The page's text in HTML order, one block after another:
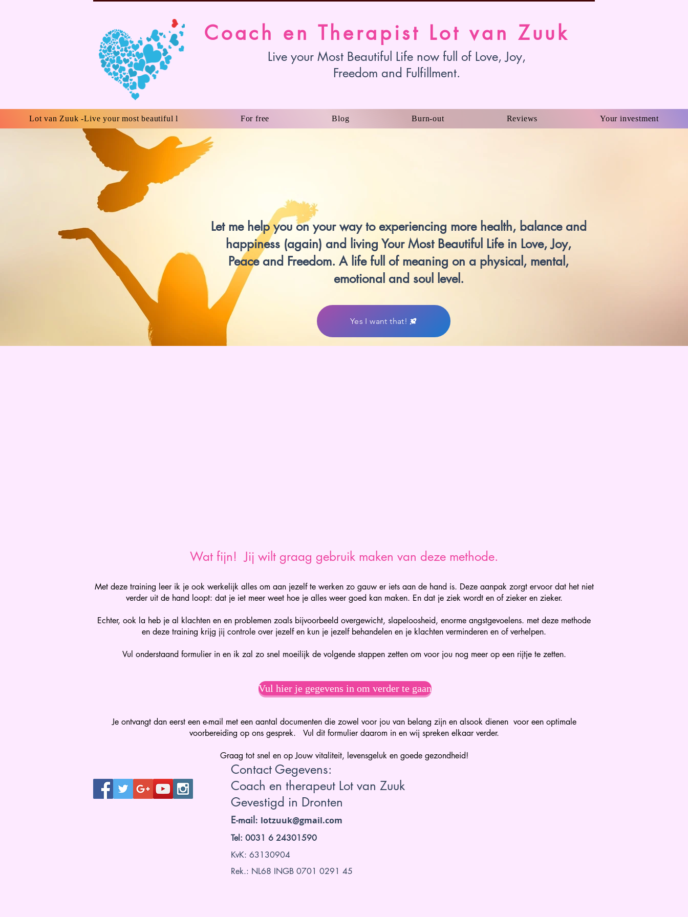
Coach en Therapist Lot van Zuuk
Live your Most Beautiful Life now full of Love, Joy,
Freedom and Fulfillment.
Lot van Zuuk -Live your most beautiful l For free Blog Burn-out Reviews Your investment
Let me help you on your way to experiencing more health, balance and
happiness (again) and living Your Most Beautiful Life in Love, Joy,
Peace and Freedom. A life full of meaning on a physical, mental,
emotional and soul level.
Yes I want that!
Wat fijn! Jij wilt graag gebruik maken van deze methode.
Met deze training leer ik je ook werkelijk alles om aan jezelf te werken zo gauw er iets aan de hand is. Deze aanpak zorgt ervoor dat het niet
verder uit de hand loopt: dat je iet meer weet hoe je alles weer goed kan maken. En dat je ziek wordt en of zieker en zieker.
Echter, ook la heb je al klachten en en problemen zoals bijvoorbeeld overgewicht, slapeloosheid, enorme angstgevoelens. met deze methode
en deze training krijg jij controle over jezelf en kun je jezelf behandelen en je klachten verminderen en of verhelpen.
Vul onderstaand formulier in en ik zal zo snel moeilijk de volgende stappen zetten om voor jou nog meer op een rijtje te zetten.
Je ontvangt dan eerst een e-mail met een aantal documenten die zowel voor jou van belang zijn en alsook dienen voor een optimale
voorbereiding op ons gesprek. Vul dit formulier daarom in en wij spreken elkaar verder.
Graag tot snel en op Jouw vitaliteit, levensgeluk en goede gezondheid!
Vul hier je gegevens in om verder te gaan
Contact Gegevens:
Coach en therapeut Lot van Zuuk
Gevestigd in Dronten
E-mail: lotzuuk@gmail.com
Tel: 0031 6 24301590
KvK: 63130904
Rek.: NL68 INGB 0701 0291 45